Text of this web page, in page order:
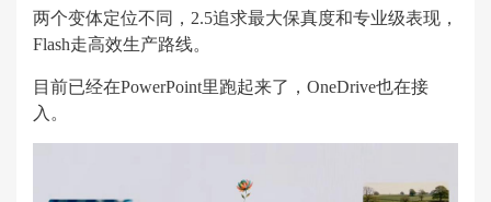
两个变体定位不同，2.5追求最大保真度和专业级表现，
Flash走高效生产路线。
目前已经在PowerPoint里跑起来了，OneDrive也在接
入。